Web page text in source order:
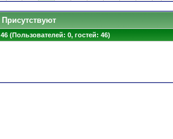
Присутствуют
46 (Пользователей: 0, гостей: 46)